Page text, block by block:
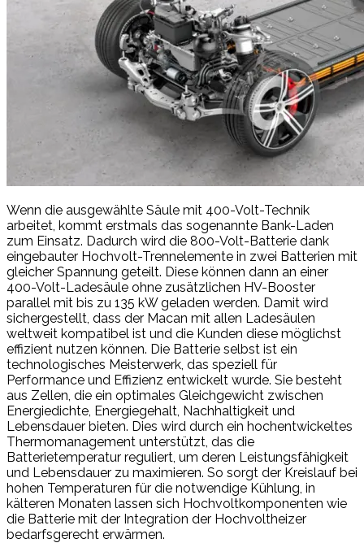
Wenn die ausgewählte Säule mit 400-Volt-Technik
arbeitet, kommt erstmals das sogenannte Bank-Laden
zum Einsatz. Dadurch wird die 800-Volt-Batterie dank
eingebauter Hochvolt-Trennelemente in zwei Batterien mit
gleicher Spannung geteilt. Diese können dann an einer
400-Volt-Ladesäule ohne zusätzlichen HV-Booster
parallel mit bis zu 135 kW geladen werden. Damit wird
sichergestellt, dass der Macan mit allen Ladesäulen
weltweit kompatibel ist und die Kunden diese möglichst
effizient nutzen können. Die Batterie selbst ist ein
technologisches Meisterwerk, das speziell für
Performance und Effizienz entwickelt wurde. Sie besteht
aus Zellen, die ein optimales Gleichgewicht zwischen
Energiedichte, Energiegehalt, Nachhaltigkeit und
Lebensdauer bieten. Dies wird durch ein hochentwickeltes
Thermomanagement unterstützt, das die
Batterietemperatur reguliert, um deren Leistungsfähigkeit
und Lebensdauer zu maximieren. So sorgt der Kreislauf bei
hohen Temperaturen für die notwendige Kühlung, in
kälteren Monaten lassen sich Hochvoltkomponenten wie
die Batterie mit der Integration der Hochvoltheizer
bedarfsgerecht erwärmen.